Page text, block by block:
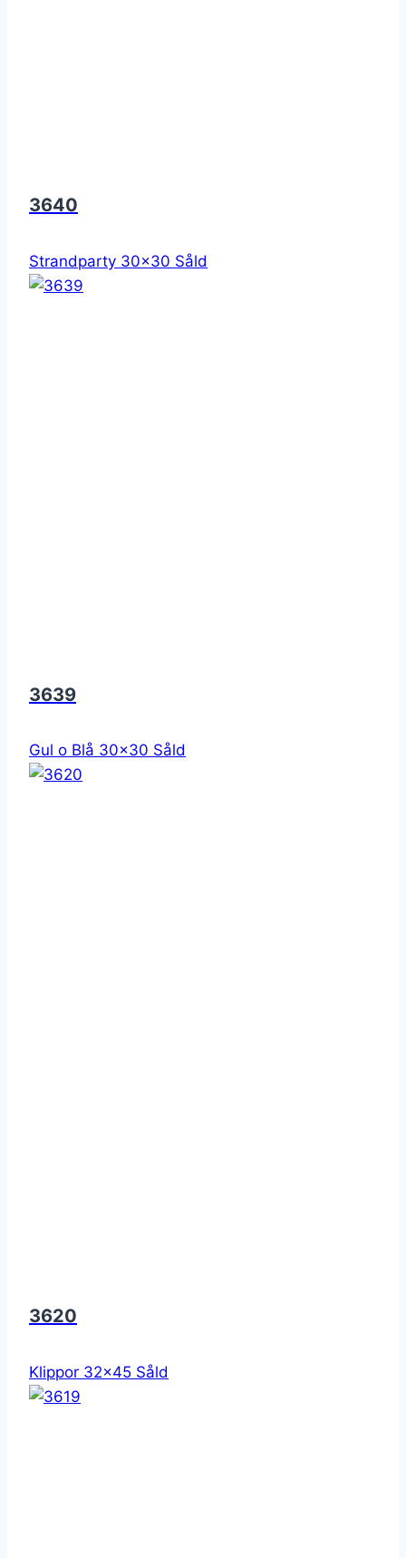
3640
Strandparty 30x30 Såld
3639
Gul o Blå 30x30 Såld
3620
Klippor 32x45 Såld